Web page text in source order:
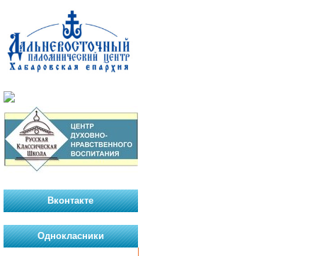
Вконтакте
Однокласники